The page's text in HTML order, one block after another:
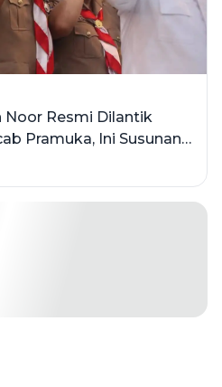
Noor Resmi Dilantik
Pramuka, Ini Susunan